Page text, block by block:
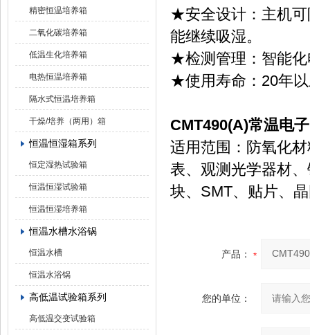
精密恒温培养箱
二氧化碳培养箱
低温生化培养箱
电热恒温培养箱
隔水式恒温培养箱
干燥/培养（两用）箱
恒温恒湿箱系列
恒定湿热试验箱
恒温恒湿试验箱
恒温恒湿培养箱
恒温水槽水浴锅
恒温水槽
恒温水浴锅
高低温试验箱系列
高低温交变试验箱
★安全设计：主机可
能继续吸湿。
★检测管理：智能化
★使用寿命：
CMT490(A)常温电
适用范围：防氧化
表、观测光学器材
块、SMT
产品：
您的单位：